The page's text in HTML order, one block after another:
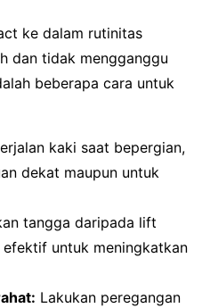
ke dalam rutinitas
dan tidak mengganggu
beberapa cara untuk
kaki saat bepergian,
dekat maupun untuk
tangga daripada lift
untuk meningkatkan
Lakukan peregangan